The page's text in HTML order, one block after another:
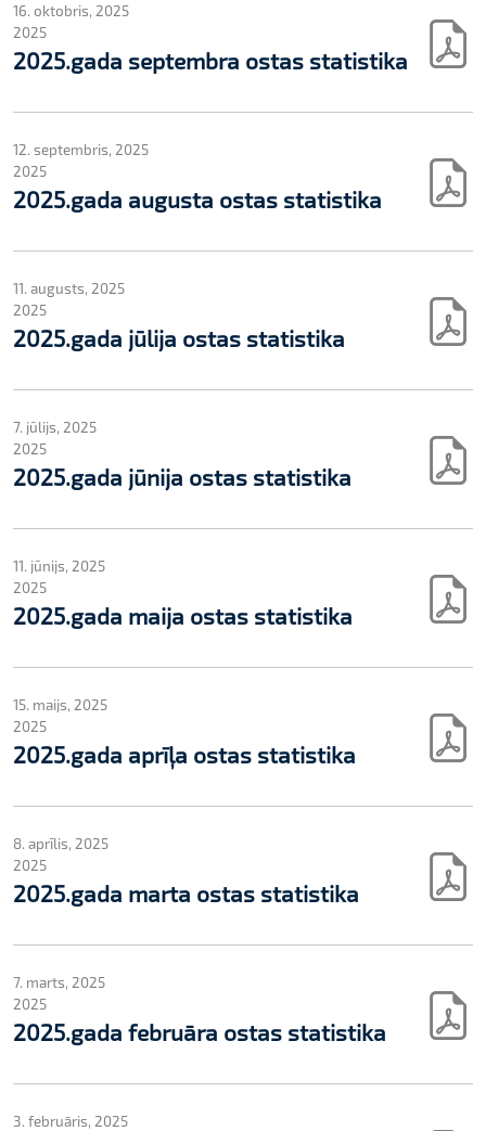
16. oktobris, 2025
2025
2025.gada septembra ostas statistika
12. septembris, 2025
2025
2025.gada augusta ostas statistika
11. augusts, 2025
2025
2025.gada jūlija ostas statistika
7. jūlijs, 2025
2025
2025.gada jūnija ostas statistika
11. jūnijs, 2025
2025
2025.gada maija ostas statistika
15. maijs, 2025
2025
2025.gada aprīļa ostas statistika
8. aprīlis, 2025
2025
2025.gada marta ostas statistika
7. marts, 2025
2025
2025.gada februāra ostas statistika
3. februāris, 2025